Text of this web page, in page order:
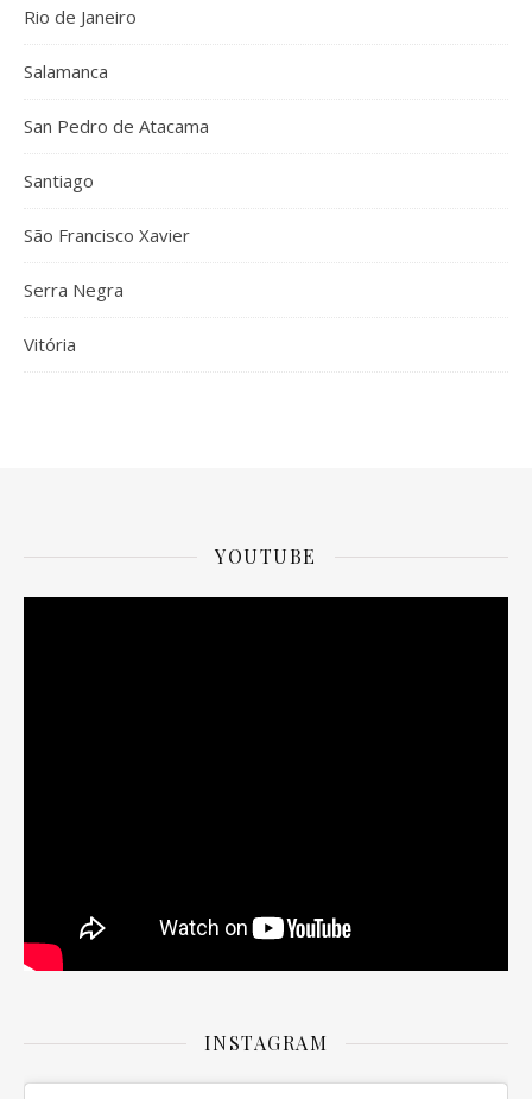
Rio de Janeiro
Salamanca
San Pedro de Atacama
Santiago
São Francisco Xavier
Serra Negra
Vitória
YOUTUBE
INSTAGRAM